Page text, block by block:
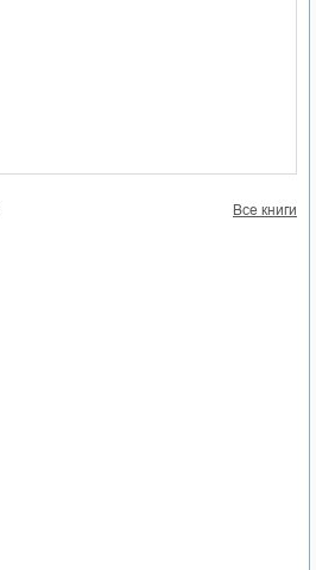
Все книги